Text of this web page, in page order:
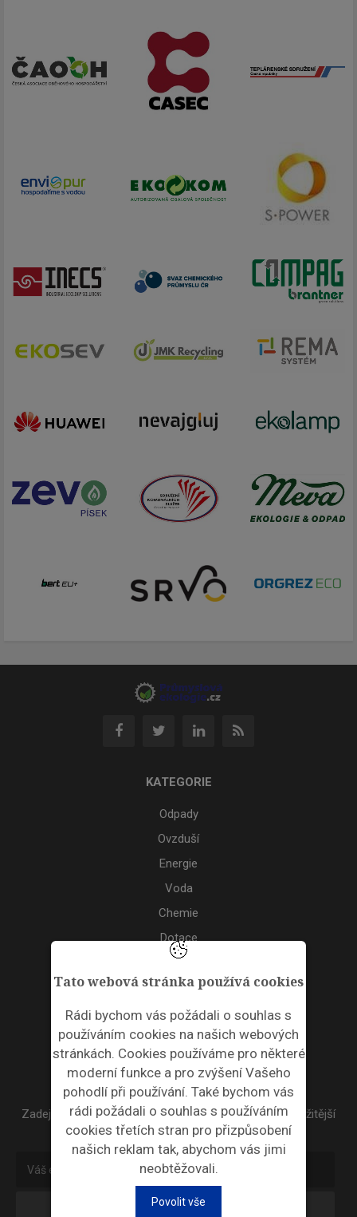
Tato webová stránka používá cookies
Rádi bychom vás požádali o souhlas s
používáním cookies na našich webových
stránkách. Cookies používáme pro některé
moderní funkce a pro zvýšení Vašeho
pohodlí při používání. Také bychom vás
rádi požádali o souhlas s používáním
cookies třetích stran pro přizpůsobení
našich reklam tak, abychom vás jimi
neobtěžovali.
Povolit vše
KATEGORIE
Odpady
Ovzduší
Energie
Voda
Chemie
Dotace
Akce
ODPADNÍ PLASTY
NEWSLETTER
Zadejte váš email a my Vám budeme zasílat ty nejdůležitější
informace, maximálně 1x týdně.
Odebírat